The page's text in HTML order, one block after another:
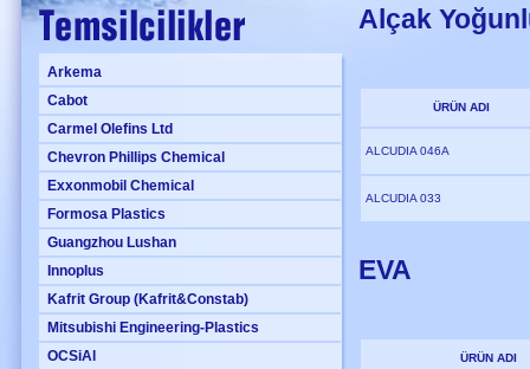
Arkema
Cabot
Carmel Olefins Ltd
Chevron Phillips Chemical
Exxonmobil Chemical
Formosa Plastics
Guangzhou Lushan
Innoplus
Kafrit Group (Kafrit&Constab)
Mitsubishi Engineering-Plastics
OCSiAl
Alçak
ÜRÜN ADI
ALCUDIA 046A
ALCUDIA 033
EVA
ÜRÜN ADI